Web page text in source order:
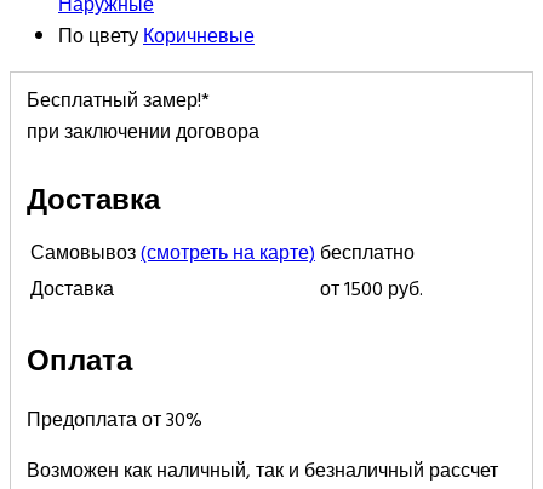
По цветуКоричневые
Бесплатный замер!*
при заключении договора
Доставка
Самовывоз(смотреть на карте)бесплатно
Доставка
от 1500 руб.
Оплата
Предоплата от 30%
Возможен как наличный, так и безналичный рассчет